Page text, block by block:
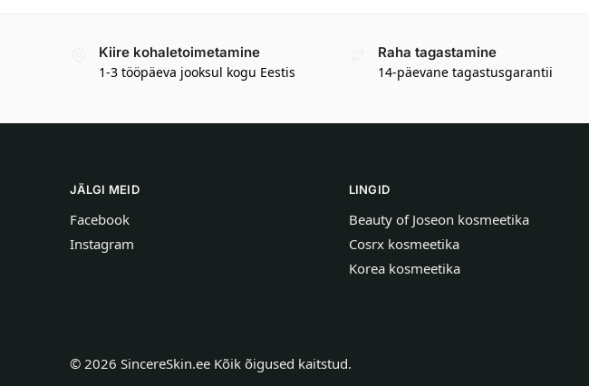
Kiire kohaletoimetamine
1-3 tööpäeva jooksul kogu Eestis
Raha tagastamine
14-päevane tagastusgarantii
JÄLGI MEID
Facebook
Instagram
LINGID
Beauty of Joseon kosmeetika
Cosrx kosmeetika
Korea kosmeetika
© 2026 SincereSkin.ee Kõik õigused kaitstud.